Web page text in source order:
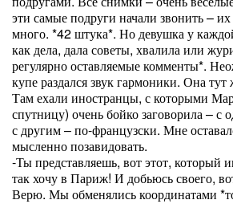
эти самые подруги начали звонить – их
много. *42 штука*. Но девушка у
как дела, дала советы, хвалила или
регулярно оставляемые комменты*.
купе раздался звук гармоники. Она тут
Там ехали иностранцы, с которыми
спутницу) очень бойко заговорила – с
с другим – по-французски. Мне
мысленно позавидовать.
-Ты представляешь, вот этот, который
так хочу в Париж! И добьюсь своего,
Верю. Мы обменялись координатами